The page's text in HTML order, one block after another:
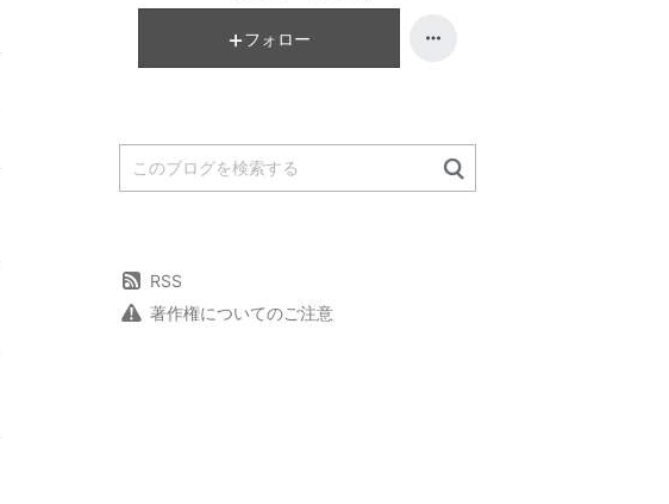
フォロー
RSS
著作権についてのご注意